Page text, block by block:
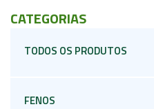
CATEGORIAS
TODOS OS PRODUTOS
FENOS